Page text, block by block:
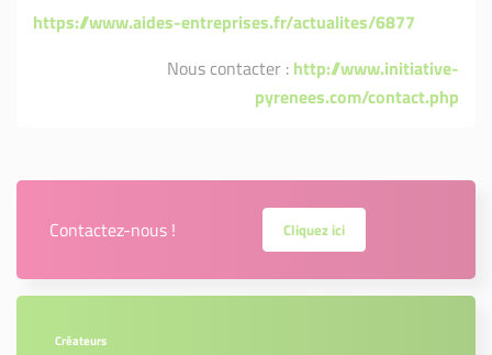
https://www.aides-entreprises.fr/actualites/6877
Nous contacter : http://www.initiative-
pyrenees.com/contact.php
Contactez-nous ! Cliquez ici
Créateurs